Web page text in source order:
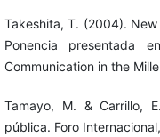
Takeshita, T. (2004).
Ponencia presentada
Communication in the
Tamayo, M. & Carrillo,
pública. Foro